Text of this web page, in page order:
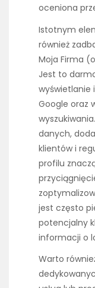
oceniona
Istotnym
również
Moja Firma
Jest to
wyświetlanie
Google oraz
danych,
klientów i
profilu
jest często
potencjalny
informacji o
Warto